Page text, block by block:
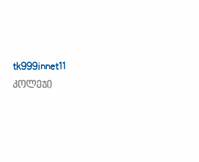
tk999innet11
კოლეჯი